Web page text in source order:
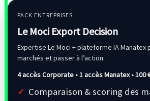
PACK ENTREPRISES
Le Moci Export Decision
Expertise Le Moci + plateforme IA
marchés et passer à l’action.
4 accès Corporate • 1 accès Manatex •100
Comparaison & scoring des